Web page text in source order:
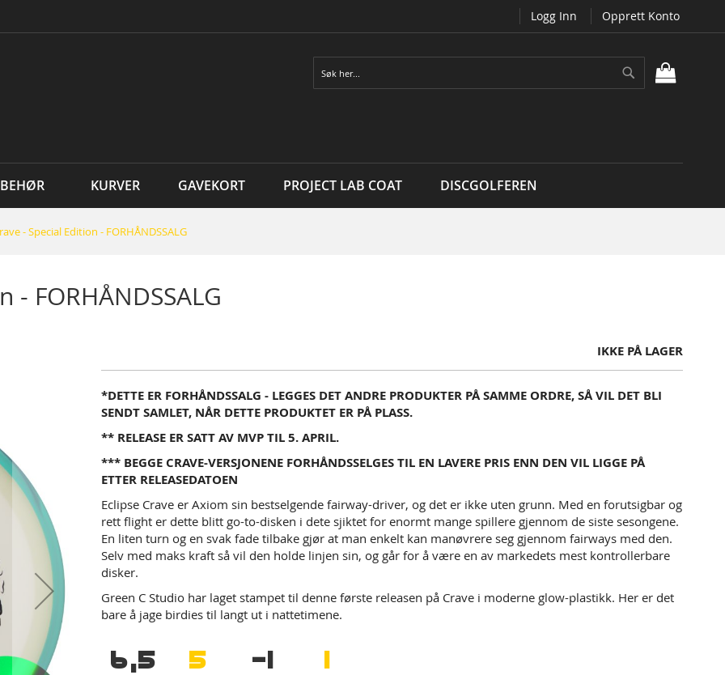
Logg Inn Opprett Konto
Søk
KURVER GAVEKORT PROJECT LAB COAT DISCGOLFEREN
- Special Edition - FORHÅNDSSALG
FORHÅNDSSALG
IKKE PÅ LAGER
*DETTE ER FORHÅNDSSALG - LEGGES DET ANDRE PRODUKTER PÅ SAMME ORDRE, SÅ VIL DET BLI
SENDT SAMLET, NÅR DETTE PRODUKTET ER PÅ PLASS.
** RELEASE ER SATT AV MVP TIL 5. APRIL.
*** BEGGE CRAVE-VERSJONENE FORHÅNDSSELGES TIL EN LAVERE PRIS ENN DEN VIL LIGGE PÅ
ETTER RELEASEDATOEN
Eclipse Crave er Axiom sin bestselgende fairway-driver, og det er ikke uten grunn. Med en forutsigbar og
rett flight er dette blitt go-to-disken i dete sjiktet for enormt mange spillere gjennom de siste sesongene.
En liten turn og en svak fade tilbake gjør at man enkelt kan manøvrere seg gjennom fairways med den.
Selv med maks kraft så vil den holde linjen sin, og går for å være en av markedets mest kontrollerbare
disker.
Green C Studio har laget stampet til denne første releasen på Crave i moderne glow-plastikk. Her er det
bare å jage birdies til langt ut i nattetimene.
6,5 5 -1 1